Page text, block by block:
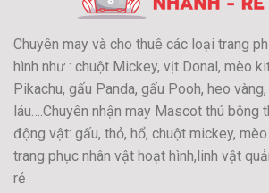
Chuyên may và cho thuê các loại trang
hình như : chuột Mickey, vịt Donal, mèo
Pikachu, gấu Panda, gấu Pooh, heo
láu….Chuyên nhận may Mascot thú bông
động vật: gấu, thỏ, hổ, chuột mickey,
trang phục nhân vật hoạt hình,linh vật
rẻ